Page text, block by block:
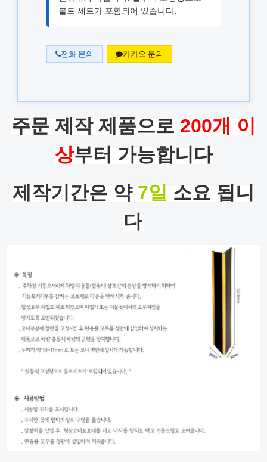
볼트 세트가 포함되어 있습니다.
전화 문의 카카오 문의
주문 제작 제품으로 200개 이
상부터 가능합니다
제작기간은 약 7일 소요 됩니
다